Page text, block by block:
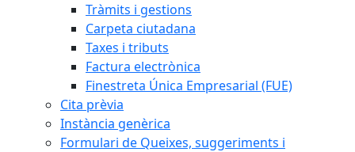
Tràmits i gestions
Carpeta ciutadana
Taxes i tributs
Factura electrònica
Finestreta Única Empresarial (FUE)
Cita prèvia
Instància genèrica
Formulari de Queixes, suggeriments i